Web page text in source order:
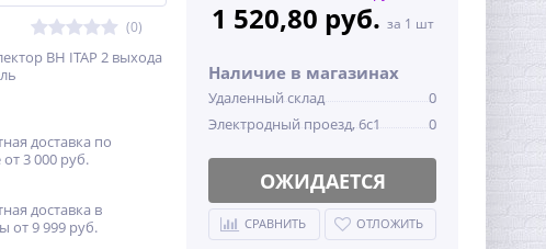
(0)
ВН ITAP 2 выхода
доставка по
3 000 руб.
доставка в
от 9 999 руб.
1 520,80 руб. за 1 шт
Наличие в магазинах
Удаленный склад
0
Электродный проезд, 6с1
0
ОЖИДАЕТСЯ
СРАВНИТЬ ОТЛОЖИТЬ